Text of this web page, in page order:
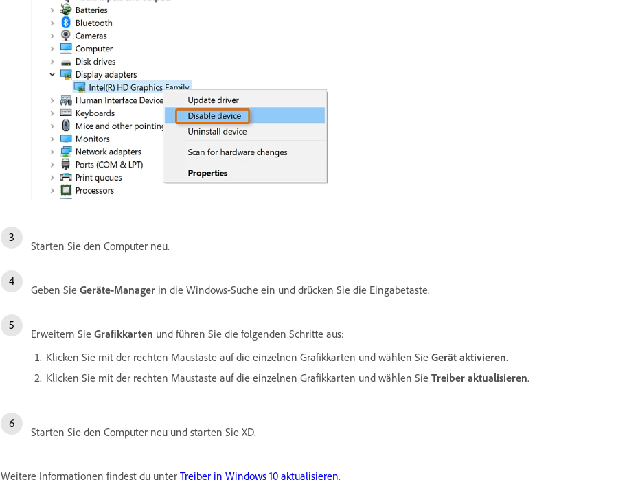
Starten Sie den Computer neu.
Geben Sie Geräte-Manager in die Windows-Suche ein und drücken Sie die Eingabetaste.
Erweitern Sie Grafikkarten und führen Sie die folgenden Schritte aus:
Klicken Sie mit der rechten Maustaste auf die einzelnen Grafikkarten und wählen Sie Gerät aktivieren.
Klicken Sie mit der rechten Maustaste auf die einzelnen Grafikkarten und wählen Sie Treiber aktualisieren.
Starten Sie den Computer neu und starten Sie XD.
Weitere Informationen findest du unter Treiber in Windows 10 aktualisieren.